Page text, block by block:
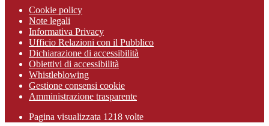
Cookie policy
Note legali
Informativa Privacy
Ufficio Relazioni con il Pubblico
Dichiarazione di accessibilità
Obiettivi di accessibilità
Whistleblowing
Gestione consensi cookie
Amministrazione trasparente
Pagina visualizzata 1218 volte